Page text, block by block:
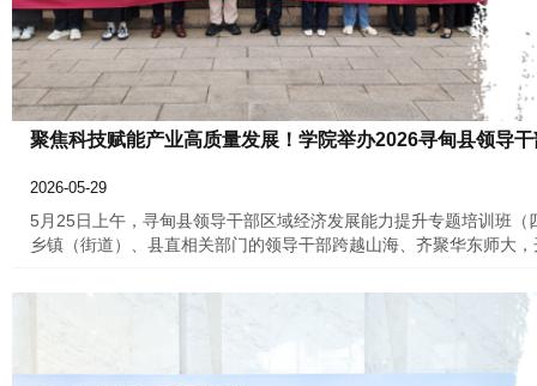
聚焦科技赋能产业高质量发展！学院举办2026寻甸县领导
2026-05-29
5月25日上午，寻甸县领导干部区域经济发展能力提升专题培训班
乡镇（街道）、县直相关部门的领导干部跨越山海、齐聚华东师大